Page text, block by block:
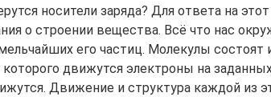
носители заряда? Для ответа на
о строении вещества. Всё что нас
его частиц. Молекулы состоят
которого движутся электроны на
Движение и структура каждой из